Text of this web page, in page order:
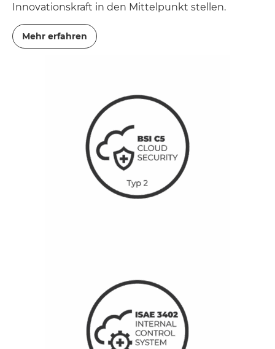
Innovationskraft in den Mittelpunkt stellen.
Mehr erfahren